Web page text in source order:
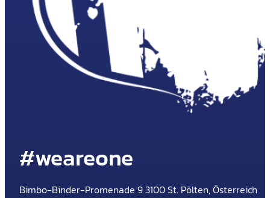
#weareone
Bimbo-Binder-Promenade 9 3100 St. Pölten, Österreich